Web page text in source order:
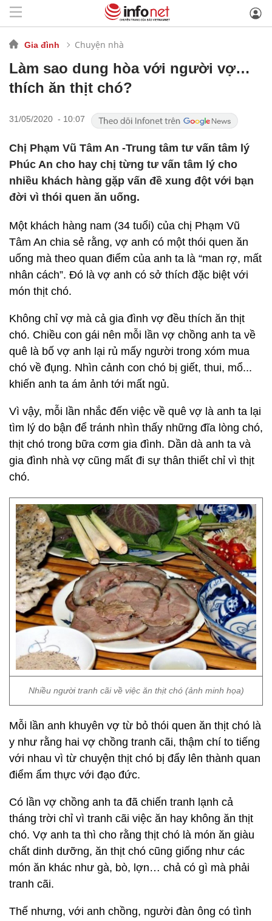
Gia đình Chuyện nhà
Làm sao dung hòa với người vợ…
thích ăn thịt chó?
31/05/2020 - 10:07
Chị Phạm Vũ Tâm An -Trung tâm tư vấn tâm lý
Phúc An cho hay chị từng tư vấn tâm lý cho
nhiều khách hàng gặp vấn đề xung đột với bạn
đời vì thói quen ăn uống.
Một khách hàng nam (34 tuổi) của chị Phạm Vũ
Tâm An chia sẻ rằng, vợ anh có một thói quen ăn
uống mà theo quan điểm của anh ta là “man rợ, mất
nhân cách”. Đó là vợ anh có sở thích đặc biệt với
món thịt chó.
Không chỉ vợ mà cả gia đình vợ đều thích ăn thịt
chó. Chiều con gái nên mỗi lần vợ chồng anh ta về
quê là bố vợ anh lại rủ mấy người trong xóm mua
chó về đụng. Nhìn cảnh con chó bị giết, thui, mổ...
khiến anh ta ám ảnh tới mất ngủ.
Vì vậy, mỗi lần nhắc đến việc về quê vợ là anh ta lại
tìm lý do bận để tránh nhìn thấy những đĩa lòng chó,
thịt chó trong bữa cơm gia đình. Dần dà anh ta và
gia đình nhà vợ cũng mất đi sự thân thiết chỉ vì thịt
chó.
Nhiều người tranh cãi về việc ăn thịt chó (ảnh minh họa)
Mỗi lần anh khuyên vợ từ bỏ thói quen ăn thịt chó là
y như rằng hai vợ chồng tranh cãi, thậm chí to tiếng
với nhau vì từ chuyện thịt chó bị đẩy lên thành quan
điểm ẩm thực với đạo đức.
Có lần vợ chồng anh ta đã chiến tranh lạnh cả
tháng trời chỉ vì tranh cãi việc ăn hay không ăn thịt
chó. Vợ anh ta thì cho rằng thịt chó là món ăn giàu
chất dinh dưỡng, ăn thịt chó cũng giống như các
món ăn khác như gà, bò, lợn… chả có gì mà phải
tranh cãi.
Thế nhưng, với anh chồng, người đàn ông có tình